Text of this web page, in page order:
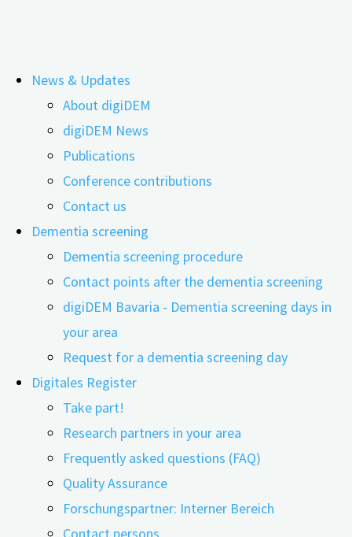
to
content
News & Updates
About digiDEM
digiDEM News
Publications
Conference contributions
Contact us
Dementia screening
Dementia screening procedure
Contact points after the dementia screening
digiDEM Bavaria - Dementia screening days in
your area
Request for a dementia screening day
Digitales Register
Take part!
Research partners in your area
Frequently asked questions (FAQ)
Quality Assurance
Forschungspartner: Interner Bereich
Experiencing the positive in
caregiving as well
28.06.202309.06.2026
Wenn An- und Zugehörige Menschen mit Demenz
pflegen, erleben die Betreuenden nicht nur Stress